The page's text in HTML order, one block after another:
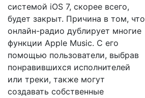
системой iOS 7, скорее всего,
будет закрыт. Причина в том, что
онлайн-радио дублирует многие
функции Apple Music. С его
помощью пользователи, выбрав
понравившихся исполнителей
или треки, также могут
создавать собственные